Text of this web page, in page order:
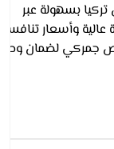
بسهولة عبر
وأسعار تنافسية
جمركي لضمان وصول